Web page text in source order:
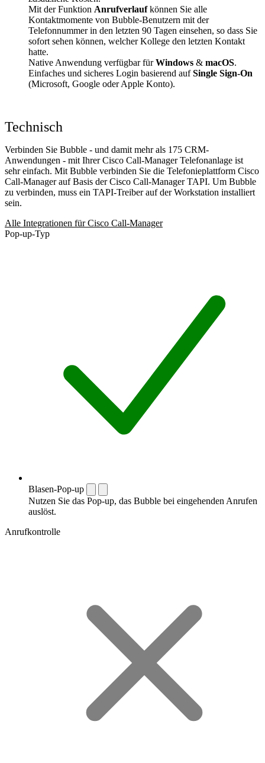
Mit der Funktion Anrufverlaufkönnen Sie alle
Kontaktmomente von Bubble-Benutzern mit der
Telefonnummer in den letzten 90 Tagen einsehen, so dass Sie
sofort sehen können, welcher Kollege den letzten Kontakt
hatte.
Native Anwendung verfügbar fürWindows & macOS.
Einfaches und sicheres Login basierend aufSingle Sign-On
(Microsoft, Google oder Apple Konto).
Technisch
Verbinden Sie Bubble - und damit mehr als 175 CRM-
Anwendungen - mit Ihrer Cisco Call-Manager Telefonanlage ist
sehr einfach. Mit Bubble verbinden Sie die Telefonieplattform Cisco
Call-Manager auf Basis der Cisco Call-Manager TAPI. Um Bubble
zu verbinden, muss ein TAPI-Treiber auf der Workstation installiert
sein.
Alle Integrationen für Cisco Call-Manager
Pop-up-Typ
Blasen-Pop-up
Nutzen Sie das Pop-up, das Bubble bei eingehenden Anrufen
auslöst.
Anrufkontrolle